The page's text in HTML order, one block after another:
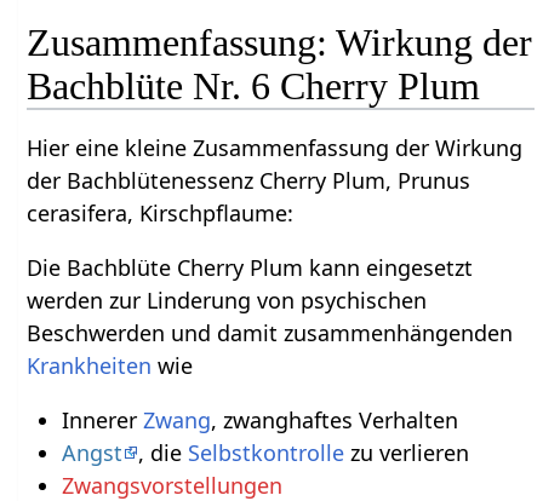
Zusammenfassung: Wirkung der
Bachblüte Nr. 6 Cherry Plum
Hier eine kleine Zusammenfassung der Wirkung
der Bachblütenessenz Cherry Plum, Prunus
cerasifera, Kirschpflaume:
Die Bachblüte Cherry Plum kann eingesetzt
werden zur Linderung von psychischen
Beschwerden und damit zusammenhängenden
Krankheiten wie
Innerer Zwang, zwanghaftes Verhalten
Angst
, die Selbstkontrollezu verlieren
Zwangsvorstellungen